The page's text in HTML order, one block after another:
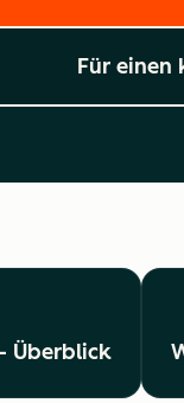
Für einen
Überblick